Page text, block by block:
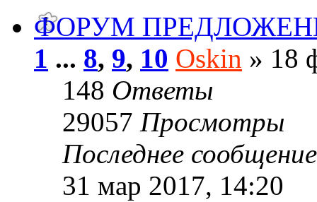
ФОРУМ
1 ... 8, 9, 10 Oskin » 18
148 Ответы
29057 Просмотры
Последнее
31 мар 2017, 14:20